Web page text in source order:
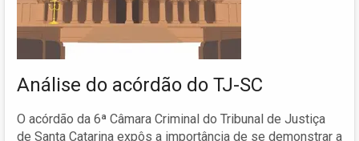
Análise do acórdão do TJ-SC
O acórdão da 6ª Câmara Criminal do Tribunal de Justiça
de Santa Catarina expôs a importância de se demonstrar a